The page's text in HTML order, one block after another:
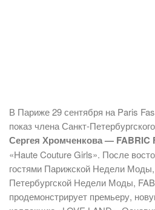
В Париже 29 сентября на Paris
показ члена Санкт-
Сергея Хромченкова — FABRIC
«Haute Couture Girls». После
гостями Парижской Недели
Петербургской Недели Моды,
продемонстрирует премьеру,